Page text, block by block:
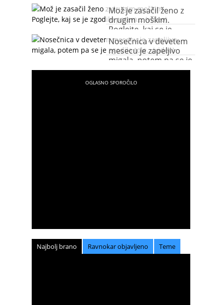
Mož je zasačil ženo z
drugim moškim.
Poglejte, kaj se je
zgodilo potem...
(video)
Nosečnica v devetem
mesecu je zapeljivo
migala, potem pa se je
zgodilo tole...(video)
Najbolj brano Ravnokar objavljeno Teme